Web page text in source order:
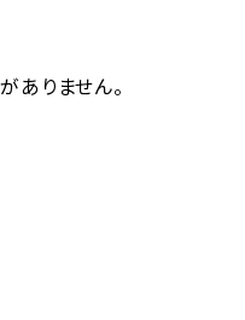
ありません。